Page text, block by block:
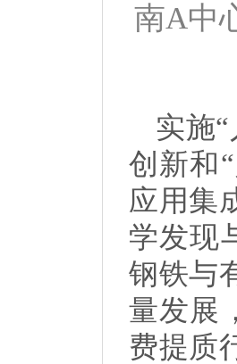
南A中
实施
创新和
应用集
学发现
钢铁与
量发展
费提质